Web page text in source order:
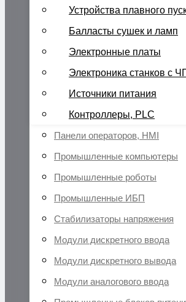
Устройства плавного
Балласты сушек и ламп
Электронные платы
Электроника станков с
Источники питания
Контроллеры, PLC
Панели операторов, HMI
Промышленные компьютеры
Промышленные роботы
Промышленные ИБП
Стабилизаторы напряжения
Модули дискретного ввода
Модули дискретного вывода
Модули аналогового ввода